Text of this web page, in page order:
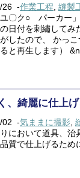
26 -作業工程 縫製
〇ク○ パーカー
日付を刺繡してみ
したので、 かっ
ると再生します）
、綺麗に仕上
02 -気ままに撮影
において道具、
質で仕上げるた